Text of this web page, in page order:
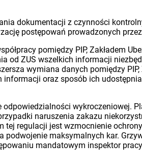
dokumentacji z czynności
postępowań prowadzonych
pomiędzy PIP, Zakładem
od ZUS wszelkich informacji
wymiana danych pomiędzy
informacji oraz sposób ich
wykroczeniowej.
naruszenia zakazu
tej regulacji jest wzmocnienie
podwojenie maksymalnych kar.
mandatowym inspektor